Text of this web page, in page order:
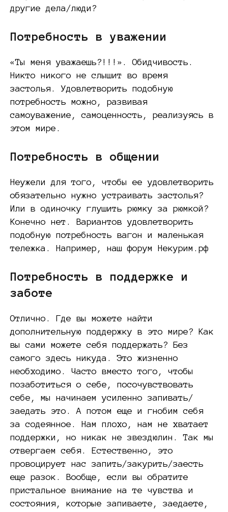
другие дела/люди?
Потребность в уважении
«Ты меня уважаешь?!!!». Обидчивость.
Никто никого не слышит во время
застолья. Удовлетворить подобную
потребность можно, развивая
самоуважение, самоценность, реализуясь в
этом мире.
Потребность в общении
Неужели для того, чтобы ее удовлетворить
обязательно нужно устраивать застолья?
Или в одиночку глушить рюмку за рюмкой?
Конечно нет. Вариантов удовлетворить
подобную потребность вагон и маленькая
тележка. Например, наш форум Некурим.рф
Потребность в поддержке и
заботе
Отлично. Где вы можете найти
дополнительную поддержку в это мире? Как
вы сами можете себя поддержать? Без
самого здесь никуда. Это жизненно
необходимо. Часто вместо того, чтобы
позаботиться о себе, посочувствовать
себе, мы начинаем усиленно запивать/
заедать это. А потом еще и гнобим себя
за содеянное. Нам плохо, нам не хватает
поддержки, но никак не звездюлин. Так мы
отвергаем себя. Естественно, это
провоцирует нас запить/закурить/заесть
еще разок. Вообще, если вы обратите
пристальное внимание на те чувства и
состояния, которые запиваете, заедаете,